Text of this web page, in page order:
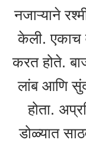
नजाऱ्याने
केली. एकाच
करत होते.
लांब आणि
होता.
डोळ्यात